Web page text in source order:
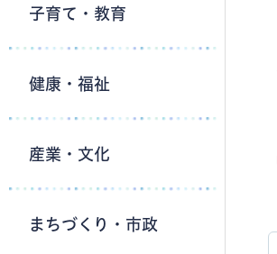
子育て・教育
健康・福祉
産業・文化
まちづくり・市政